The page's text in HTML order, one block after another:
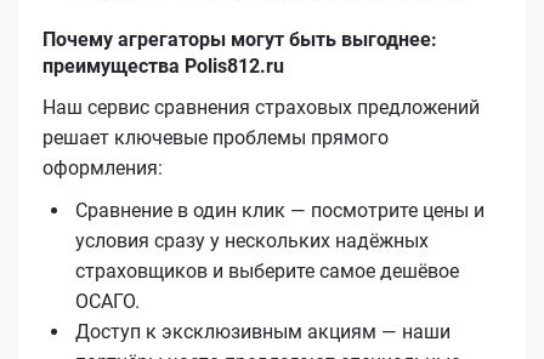
Почему агрегаторы могут быть выгоднее:
преимущества Polis812.ru
Наш сервис сравнения страховых предложений
решает ключевые проблемы прямого
оформления:
Сравнение в один клик — посмотрите цены и
условия сразу у нескольких надёжных
страховщиков и выберите самое дешёвое
ОСАГО.
Доступ к эксклюзивным акциям — наши